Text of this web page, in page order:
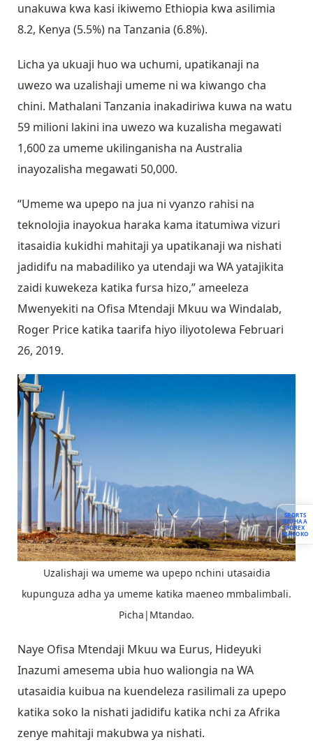
unakuwa kwa kasi ikiwemo Ethiopia kwa asilimia
8.2, Kenya (5.5%) na Tanzania (6.8%).
Licha ya ukuaji huo wa uchumi, upatikanaji na
uwezo wa uzalishaji umeme ni wa kiwango cha
chini. Mathalani Tanzania inakadiriwa kuwa na watu
59 milioni lakini ina uwezo wa kuzalisha megawati
1,600 za umeme ukilinganisha na Australia
inayozalisha megawati 50,000.
“Umeme wa upepo na jua ni vyanzo rahisi na
teknolojia inayokua haraka kama itatumiwa vizuri
itasaidia kukidhi mahitaji ya upatikanaji wa nishati
jadidifu na mabadiliko ya utendaji wa WA yatajikita
zaidi kuwekeza katika fursa hizo,” ameeleza
Mwenyekiti na Ofisa Mtendaji Mkuu wa Windalab,
Roger Price katika taarifa hiyo iliyotolewa Februari
26, 2019.
Uzalishaji wa umeme wa upepo nchini utasaidia
kupunguza adha ya umeme katika maeneo mmbalimbali.
Picha|Mtandao.
Naye Ofisa Mtendaji Mkuu wa Eurus, Hideyuki
Inazumi amesema ubia huo waliongia na WA
utasaidia kuibua na kuendeleza rasilimali za upepo
katika soko la nishati jadidifu katika nchi za Afrika
zenye mahitaji makubwa ya nishati.
SPORTS
BIDHAA
FOREX
MASOKO